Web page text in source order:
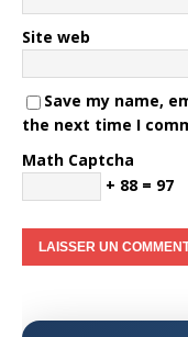
Site web
Save my name,
the next time I
Math Captcha
+ 88 = 97